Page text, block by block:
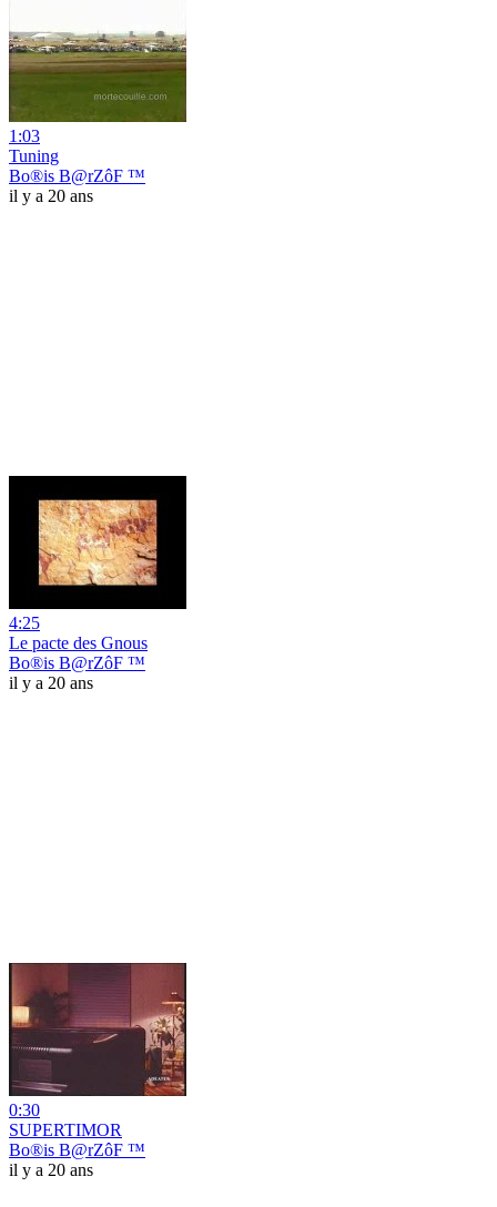
1:03
Tuning
Bo®is B@rZôF ™
il y a 20 ans
4:25
Le pacte des Gnous
Bo®is B@rZôF ™
il y a 20 ans
0:30
SUPERTIMOR
Bo®is B@rZôF ™
il y a 20 ans